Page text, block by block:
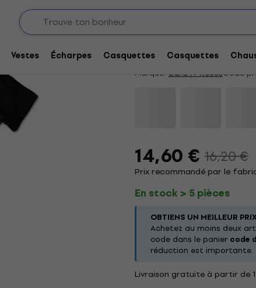
Vestes Écharpes Casquettes Casquettes
Guns N' Roses
4,5 11 x noté
Marque: Guns N' RosesCode
14,60 € 16,20 €
Prix recommandé par le
En stock > 5 pièces
OBTIENS UN MEILLEUR
Achetez au moins deux
code dans le panier code
réduction est importante.
Livraison gratuite à partir de